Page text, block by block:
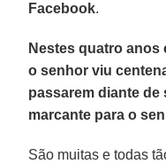
Facebook.
Nestes quatro
o senhor viu
passarem diante
marcante para o
São muitas e todas